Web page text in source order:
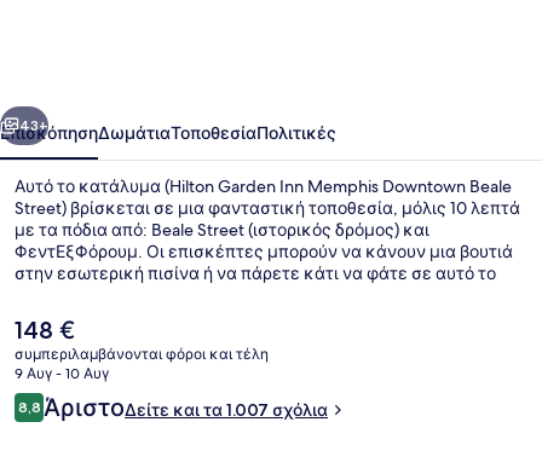
Beale
Street
Επόμενο
43+
ΕπισκόπησηΔωμάτιαΤοποθεσίαΠολιτικές
Αυτό το κατάλυμα (Hilton Garden Inn Memphis Downtown Beale
Street) βρίσκεται σε μια φανταστική τοποθεσία, μόλις 10 λεπτά
με τα πόδια από: Beale Street (ιστορικός δρόμος) και
ΦεντΕξΦόρουμ. Οι επισκέπτες μπορούν να κάνουν μια βουτιά
στην εσωτερική πισίνα ή να πάρετε κάτι να φάτε σε αυτό το
βρείτε ακόμη γυμναστήριο που είναι ανοιχτό όλο το 24ωρο και
μπαρ/lounge. Άλλοι ταξιδιώτες λένε εξαιρετικά πράγματα για
το εξυπηρετικό προσωπικό και την τοποθεσία του.
Η
τρέχουσα
τιμή
είναι
148 €
148 €
συμπεριλαμβάνονται φόροι και τέλη
9 Αυγ - 10 Αυγ
Σχόλια
8,88,8 στα 10
ΆριστοΔείτε και τα 1.007 σχόλια